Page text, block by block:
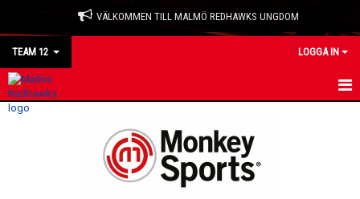
VÄLKOMMEN TILL MALMÖ REDHAWKS UNGDOM
TEAM 12 LOGGA IN
HEM